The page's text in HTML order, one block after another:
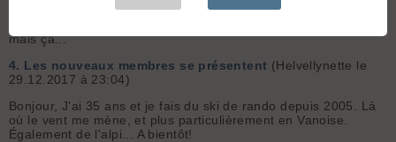
chaussette. C'est ce que j'utilise en statique (cascade), jamais
mais ça...
4. Les nouveaux membres se présentent (Helvellynette le
29.12.2017 à 23:04)
Bonjour, J'ai 35 ans et je fais du ski de rando depuis 2005. Là
où le vent me mène, et plus particulièrement en Vanoise.
Également de l'alpi... A bientôt!